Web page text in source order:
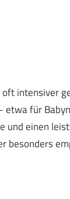
intensiver
für
und einen
besonders